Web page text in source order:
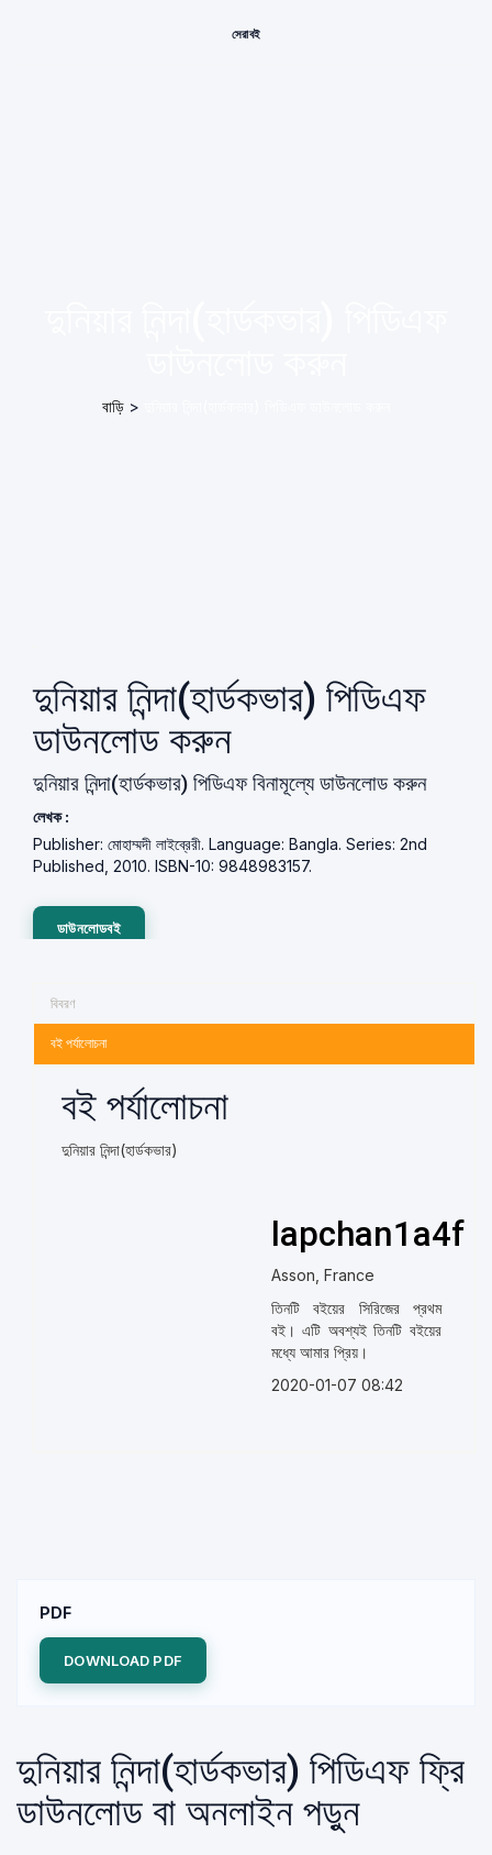
সেরা বই
বাড়ি >
দুনিয়ার নিন্দা(হার্ডকভার) পিডিএফ
ডাউনলোড করুন
দুনিয়ার নিন্দা(হার্ডকভার) পিডিএফ বিনামূল্যে ডাউনলোড করুন
লেখক :
Publisher: মোহাম্মদী লাইব্রেরী. Language: Bangla. Series: 2nd
Published, 2010. ISBN-10: 9848983157.
ডাউনলোডবই
বিবরণ
বই পর্যালোচনা
বই পর্যালোচনা
দুনিয়ার নিন্দা(হার্ডকভার)
lapchan1a4f
Asson, France
তিনটি বইয়ের সিরিজের প্রথম
বই। এটি অবশ্যই তিনটি বইয়ের
মধ্যে আমার প্রিয়।
2020-01-07 08:42
PDF
DOWNLOAD PDF
দুনিয়ার নিন্দা(হার্ডকভার) পিডিএফ ফ্রি
ডাউনলোড বা অনলাইন পড়ুন